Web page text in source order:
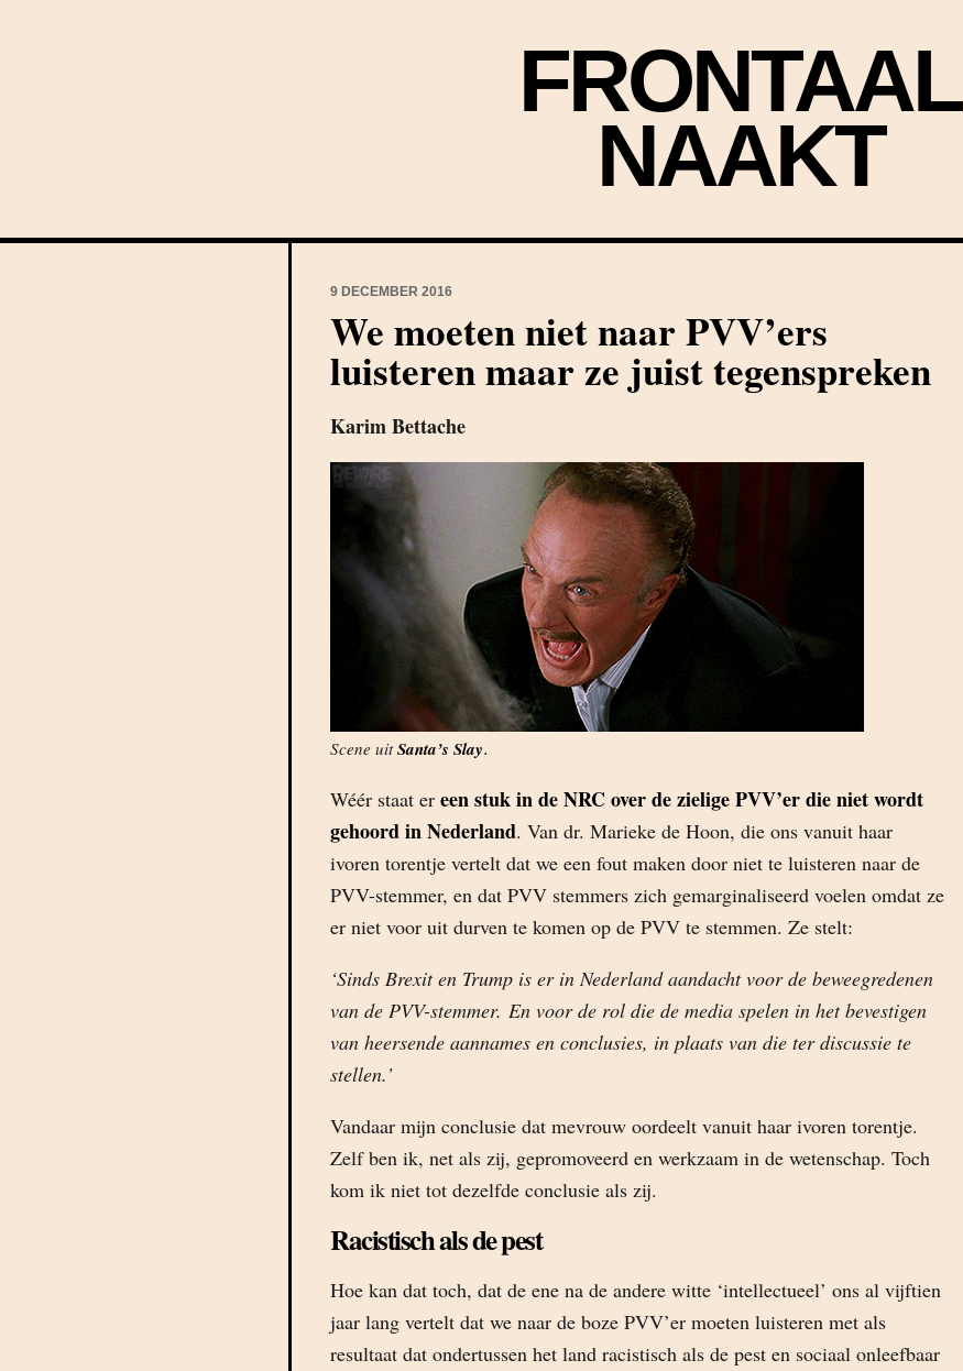
FRONTAAL
NAAKT
9 DECEMBER 2016
We moeten niet naar PVV’ers
luisteren maar ze juist tegenspreken
Karim Bettache
Scene uitSanta’s Slay.
Wéér staat er een stuk in de NRC over de zielige PVV’er die niet wordt
gehoord in Nederland. Van dr. Marieke de Hoon, die ons vanuit haar
ivoren torentje vertelt dat we een fout maken door niet te luisteren naar de
PVV-stemmer, en dat PVV stemmers zich gemarginaliseerd voelen omdat ze
er niet voor uit durven te komen op de PVV te stemmen. Ze stelt:
‘Sinds Brexit en Trump is er in Nederland aandacht voor de beweegredenen
van de PVV-stemmer. En voor de rol die de media spelen in het bevestigen
van heersende aannames en conclusies, in plaats van die ter discussie te
stellen.’
Vandaar mijn conclusie dat mevrouw oordeelt vanuit haar ivoren torentje.
Zelf ben ik, net als zij, gepromoveerd en werkzaam in de wetenschap. Toch
kom ik niet tot dezelfde conclusie als zij.
Racistisch als de pest
Hoe kan dat toch, dat de ene na de andere witte ‘intellectueel’ ons al vijftien
jaar lang vertelt dat we naar de boze PVV’er moeten luisteren met als
resultaat dat ondertussen het land racistisch als de pest en sociaal onleefbaar